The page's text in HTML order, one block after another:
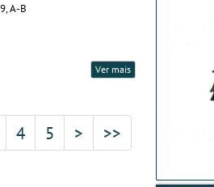
A-B
Ver mais
4 5 > >>